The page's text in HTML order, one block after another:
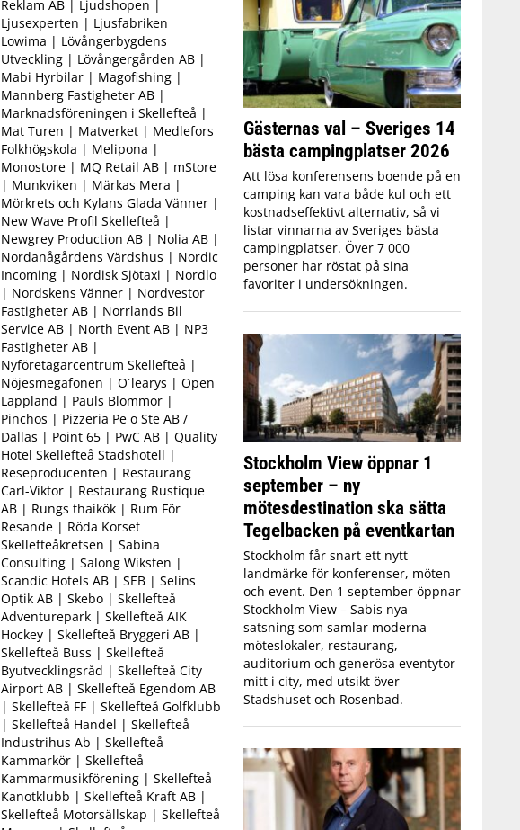
Reklam AB | Ljudshopen |
Ljusexperten | Ljusfabriken
Lowima | Lövångerbygdens
Utveckling | Lövångergården AB |
Mabi Hyrbilar | Magofishing |
Mannberg Fastigheter AB |
Marknadsföreningen i Skellefteå |
Mat Turen | Matverket | Medlefors
Folkhögskola | Melipona |
Monostore | MQ Retail AB | mStore
| Munkviken | Märkas Mera |
Mörkrets och Kylans Glada Vänner |
New Wave Profil Skellefteå |
Newgrey Production AB | Nolia AB |
Nordanågårdens Värdshus | Nordic
Incoming | Nordisk Sjötaxi | Nordlo
| Nordskens Vänner | Nordvestor
Fastigheter AB | Norrlands Bil
Service AB | North Event AB | NP3
Fastigheter AB |
Nyföretagarcentrum Skellefteå |
Nöjesmegafonen | O´learys | Open
Lappland | Pauls Blommor |
Pinchos | Pizzeria Pe o Ste AB /
Dallas | Point 65 | PwC AB | Quality
Hotel Skellefteå Stadshotell |
Reseproducenten | Restaurang
Carl-Viktor | Restaurang Rustique
AB | Rungs thaikök | Rum För
Resande | Röda Korset
Skellefteåkretsen | Sabina
Consulting | Salong Wiksten |
Scandic Hotels AB | SEB | Selins
Optik AB | Skebo | Skellefteå
Adventurepark | Skellefteå AIK
Hockey | Skellefteå Bryggeri AB |
Skellefteå Buss | Skellefteå
Byutvecklingsråd | Skellefteå City
Airport AB | Skellefteå Egendom AB
| Skellefteå FF | Skellefteå Golfklubb
| Skellefteå Handel | Skellefteå
Industrihus Ab | Skellefteå
Kammarkör | Skellefteå
Kammarmusikförening | Skellefteå
Kanotklubb | Skellefteå Kraft AB |
Skellefteå Motorsällskap | Skellefteå
Gästernas val – Sveriges 14
bästa campingplatser 2026
Att lösa konferensens boende på en
camping kan vara både kul och ett
kostnadseffektivt alternativ, så vi
listar vinnarna av Sveriges bästa
campingplatser. Över 7 000
personer har röstat på sina
favoriter i undersökningen.
Stockholm View öppnar 1
september – ny
mötesdestination ska sätta
Tegelbacken på eventkartan
Stockholm får snart ett nytt
landmärke för konferenser, möten
och event. Den 1 september öppnar
Stockholm View – Sabis nya
satsning som samlar moderna
möteslokaler, restaurang,
auditorium och generösa eventytor
mitt i city, med utsikt över
Stadshuset och Rosenbad.